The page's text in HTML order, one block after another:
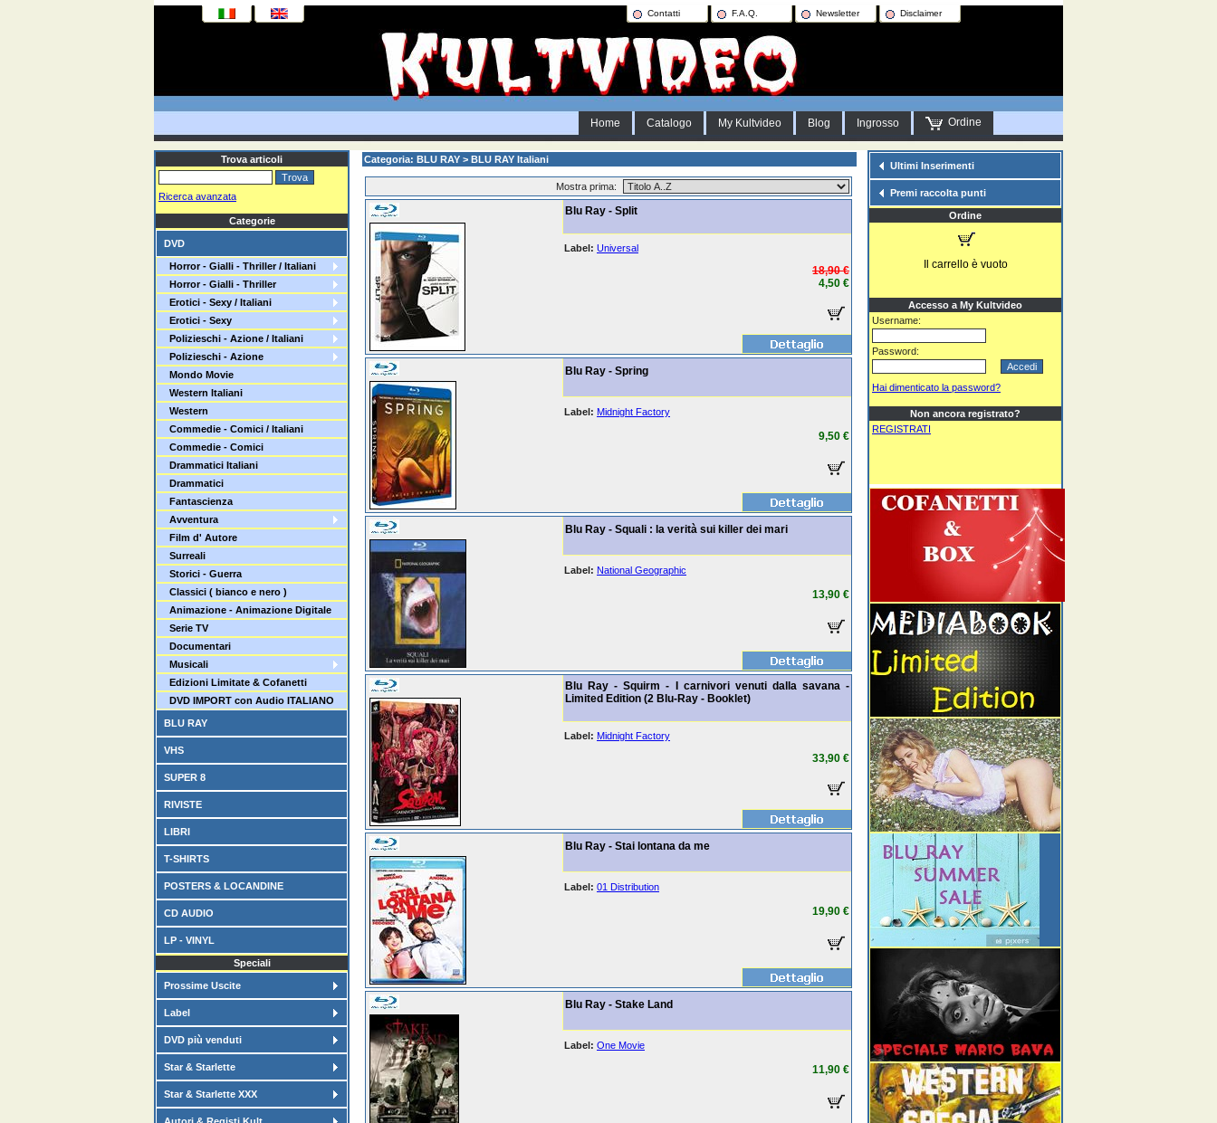
Contatti F.A.Q. Newsletter Disclaimer
Home Catalogo My Kultvideo Blog Ingrosso Ordine
Trova articoli
Ricerca avanzata
Categorie
DVD
Horror - Gialli - Thriller / Italiani
Horror - Gialli - Thriller
Erotici - Sexy / Italiani
Erotici - Sexy
Polizieschi - Azione / Italiani
Polizieschi - Azione
Mondo Movie
Western Italiani
Western
Commedie - Comici / Italiani
Commedie - Comici
Drammatici Italiani
Drammatici
Fantascienza
Avventura
Film d' Autore
Surreali
Storici - Guerra
Classici ( bianco e nero )
Animazione - Animazione Digitale
Serie TV
Documentari
Musicali
Edizioni Limitate & Cofanetti
DVD IMPORT con Audio ITALIANO
BLU RAY
VHS
SUPER 8
RIVISTE
LIBRI
T-SHIRTS
POSTERS & LOCANDINE
CD AUDIO
LP - VINYL
Speciali
Prossime Uscite
Label
DVD più venduti
Star & Starlette
Star & Starlette XXX
Categoria: BLU RAY > BLU RAY Italiani
Mostra prima:
Blu Ray - Split
Label: Universal
18,90 €
4,50 €
Blu Ray - Spring
Label: Midnight Factory
9,50 €
Blu Ray - Squali : la verità sui killer dei mari
Label: National Geographic
13,90 €
Blu Ray - Squirm - I carnivori venuti dalla savana -
Limited Edition (2 Blu-Ray - Booklet)
Label: Midnight Factory
33,90 €
Blu Ray - Stai lontana da me
Label: 01 Distribution
19,90 €
Blu Ray - Stake Land
Label: One Movie
11,90 €
Ultimi Inserimenti
Premi raccolta punti
Ordine
Il carrello è vuoto
Accesso a My Kultvideo
Username:
Password:
Hai dimenticato la password?
Non ancora registrato?
REGISTRATI